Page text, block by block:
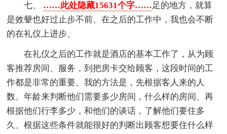
七、 ……此处隐藏15631个字……足的地方，就算
是效颦也好过止步不前、在之后的工作中，我也会不断
的在礼仪上进步、
在礼仪之后的工作就是酒店的基本工作了，从为顾
客推荐房间、服务，到把房卡交给顾客，这段时间的工
作都是非常的重要、我的方法是，先根据客人来的人
数、年龄来判断他们需要多少房间，什么样的房间、再
根据他们行李多少，和他们的谈话，了解他们要住多
久、根据这些条件就能很好的判断出顾客想要住什么样